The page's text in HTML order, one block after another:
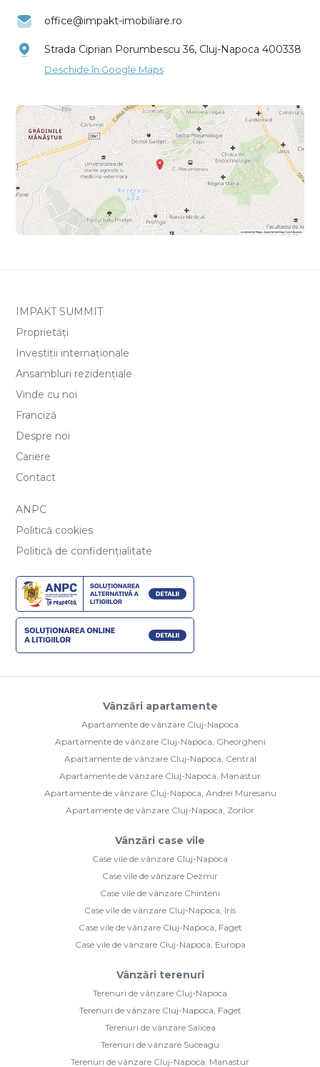
office@impakt-imobiliare.ro
Strada Ciprian Porumbescu 36, Cluj-Napoca 400338
Deschide în Google Maps
IMPAKT SUMMIT
Proprietăți
Investiții internaționale
Ansambluri rezidențiale
Vinde cu noi
Franciză
Despre noi
Cariere
Contact
ANPC
Politică cookies
Politică de confidențialitate
Vânzări apartamente
Apartamente de vânzare Cluj-Napoca
Apartamente de vânzare Cluj-Napoca, Gheorgheni
Apartamente de vânzare Cluj-Napoca, Central
Apartamente de vânzare Cluj-Napoca, Manastur
Apartamente de vânzare Cluj-Napoca, Andrei Muresanu
Apartamente de vânzare Cluj-Napoca, Zorilor
Vânzări case vile
Case vile de vânzare Cluj-Napoca
Case vile de vânzare Dezmir
Case vile de vânzare Chinteni
Case vile de vânzare Cluj-Napoca, Iris
Case vile de vânzare Cluj-Napoca, Faget
Case vile de vânzare Cluj-Napoca, Europa
Vânzări terenuri
Terenuri de vânzare Cluj-Napoca
Terenuri de vânzare Cluj-Napoca, Faget
Terenuri de vânzare Salicea
Terenuri de vânzare Suceagu
Terenuri de vânzare Cluj-Napoca, Manastur